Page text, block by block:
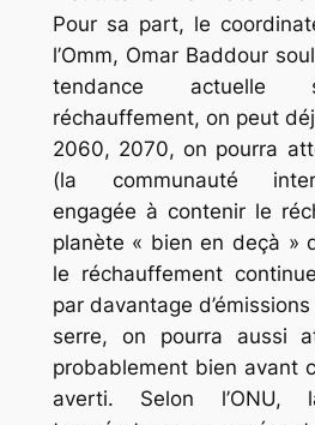
Pour sa part, le
l’Omm, Omar Baddour
tendance actuelle
réchauffement, on peut
2060, 2070, on pourra
(la communauté
engagée à contenir le
planète « bien en deçà »
le réchauffement
par davantage
serre, on pourra aussi
probablement bien avant
averti. Selon l’ONU,